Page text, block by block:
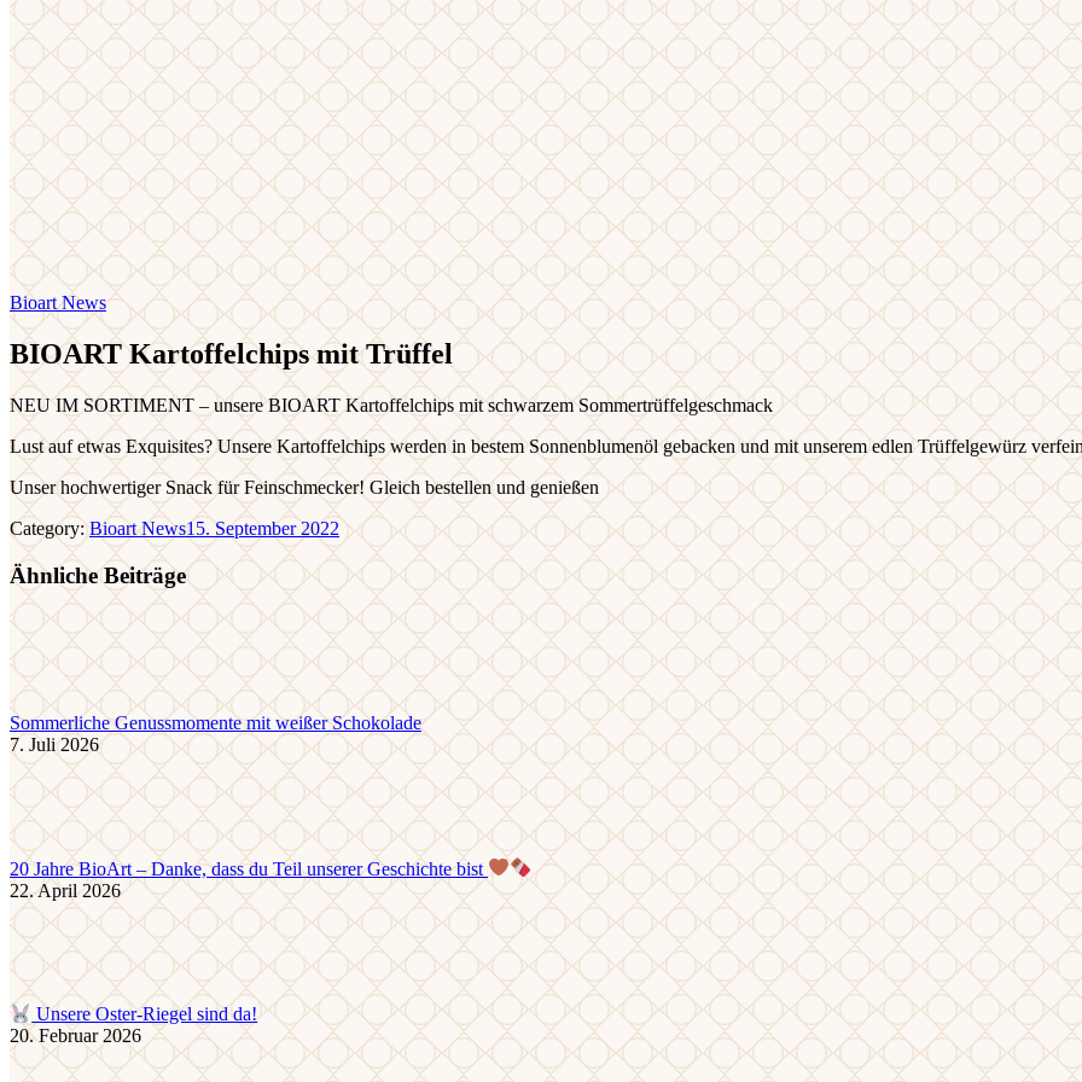
Bioart News
BIOART Kartoffelchips mit Trüffel
NEU IM SORTIMENT – unsere BIOART Kartoffelchips mit schwarzem Sommertrüffelgeschmack
Lust auf etwas Exquisites? Unsere Kartoffelchips werden in bestem Sonnenblumenöl gebacken und mit unserem edlen Trüffelgewürz
Unser hochwertiger Snack für Feinschmecker! Gleich bestellen und genießen
Category:Bioart News15. September 2022
Ähnliche Beiträge
Sommerliche Genussmomente mit weißer Schokolade
7. Juli 2026
20 Jahre BioArt – Danke, dass du Teil unserer Geschichte bist
22. April 2026
Unsere Oster-Riegel sind da!
20. Februar 2026